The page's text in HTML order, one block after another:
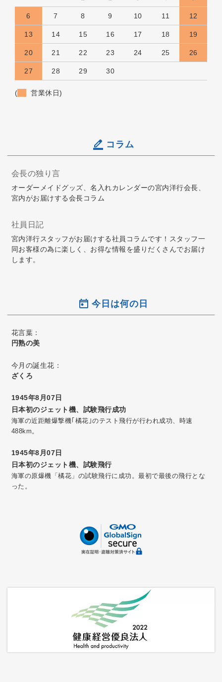
6 7 8 9 10 11 12
13 14 15 16 17 18 19
20 21 22 23 24 25 26
27 28 29 30
( 営業休日)
コラム
会長の独り言
オーダーメイドグッズ、名入れカレンダーの宮内洋行会長、
宮内がお届けする会長コラム
社員日記
宮内洋行スタッフがお届けする社員コラムです！スタッフ一
同お客様の為に楽しく、お得な情報を盛りだくさんでお届け
します。
今日は何の日
花言葉：
円熟の美
今月の誕生花：
ざくろ
1945年8月07日
日本初のジェット機、試験飛行成功
海軍の近距離爆撃機｢橘花｣のテスト飛行が行われ成功、時速
488km。
1945年8月07日
日本初のジェット機、試験飛行
海軍の原爆機「橘花」の試験飛行に成功。最初で最後の飛行とな
った。